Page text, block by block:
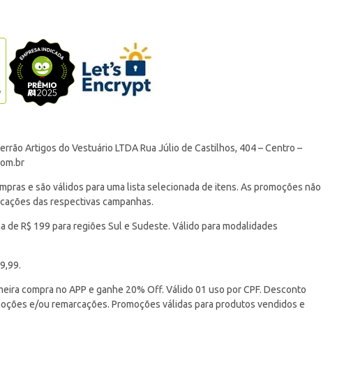
Artigos do Vestuário LTDA Rua Júlio de Castilhos, 404 – Centro –
e são válidos para uma lista selecionada de itens. As promoções não
das respectivas campanhas.
de R$ 199 para regiões Sul e Sudeste. Válido para modalidades
compra no APP e ganhe 20% Off. Válido 01 uso por CPF. Desconto
e/ou remarcações. Promoções válidas para produtos vendidos e